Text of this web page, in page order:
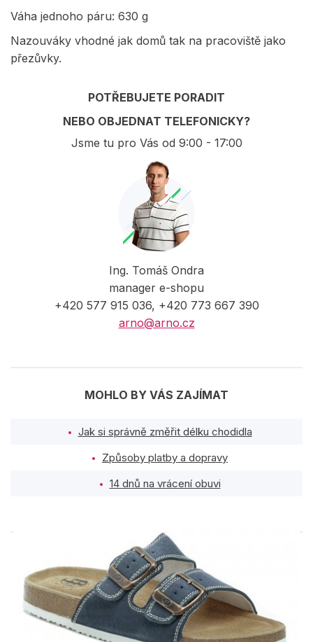
Váha jednoho páru: 630 g
Nazouváky vhodné jak domů tak na pracoviště jako
přezůvky.
POTŘEBUJETE PORADIT
NEBO OBJEDNAT TELEFONICKY?
Jsme tu pro Vás od 9:00 - 17:00
Ing. Tomáš Ondra
manager e-shopu
+420 577 915 036, +420 773 667 390
arno@arno.cz
MOHLO BY VÁS ZAJÍMAT
Jak si správně změřit délku chodidla
Způsoby platby a dopravy
14 dnů na vrácení obuvi
PODOBNÉ PRODUKTY